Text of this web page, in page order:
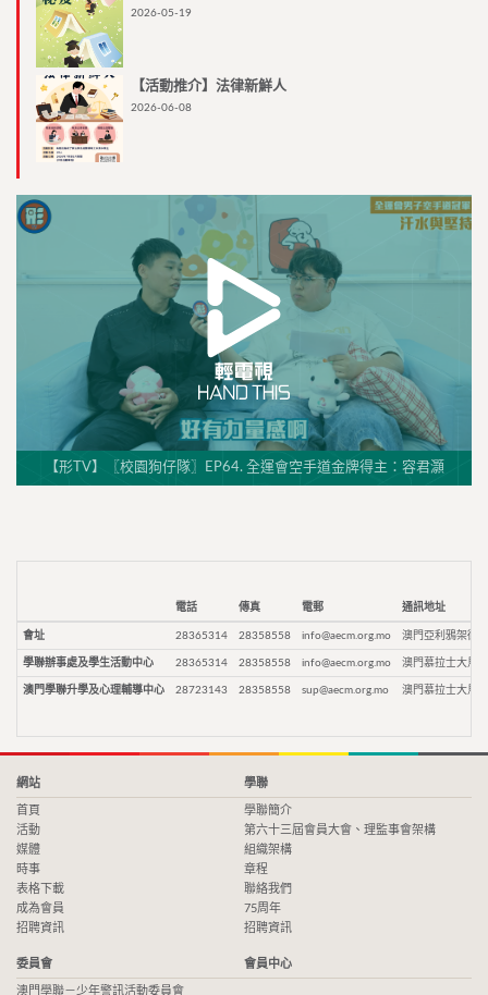
2026-05-19
【活動推介】法律新鮮人
2026-06-08
【形TV】〖校園狗仔隊〗EP64. 全運會空手道金牌得主：容君灝
電話 傳真 電郵 通訊地址
會址 28365314 28358558 info@aecm.org.mo 澳門亞利鴉架街9
學聯辦事處及學生活動中心 28365314 28358558 info@aecm.org.mo 澳門慕拉士大馬
澳門學聯升學及心理輔導中心 28723143 28358558 sup@aecm.org.mo 澳門慕拉士大馬
網站
首頁
活動
媒體
時事
表格下載
成為會員
招聘資訊
學聯
學聯簡介
第六十三屆會員大會、理監事會架構
組織架構
章程
聯絡我們
75周年
招聘資訊
委員會
澳門學聯－少年警訊活動委員會
會員中心